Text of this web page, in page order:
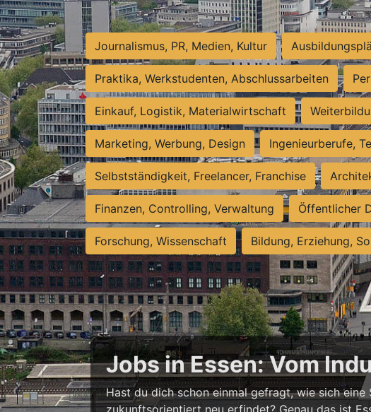
Journalismus, PR, Medien, Kultur
Praktika, Werkstudenten, Abschlussarbeiten
Einkauf, Logistik, Materialwirtschaft
Marketing, Werbung, Design Ingenieurberufe,
Selbstständigkeit, Freelancer, Franchise
Finanzen, Controlling, Verwaltung Öffentlicher
Forschung, Wissenschaft Bildung, Erziehung,
Jobs in Essen: Vom
Hast du dich schon einmal gefragt, wie sich